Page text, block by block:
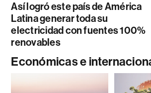
Así logró este país de América
Latina generar toda su
electricidad con fuentes 100%
renovables
Económicas e